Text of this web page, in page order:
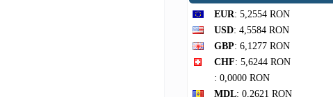
EUR: 5,2554 RON
USD: 4,5584 RON
GBP: 6,1277 RON
CHF: 5,6244 RON
: 0,0000 RON
MDL: 0,2621 RON